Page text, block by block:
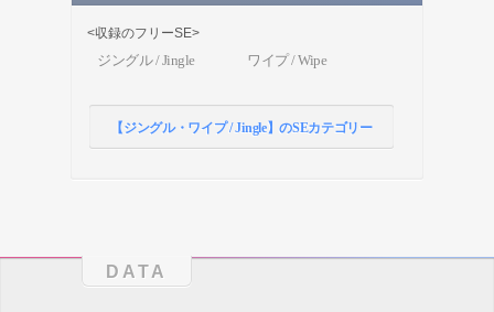
<収録のフリーSE>
ジングル / Jingle ワイプ / Wipe
【ジングル・ワイプ / Jingle】のSEカテゴリー
DATA